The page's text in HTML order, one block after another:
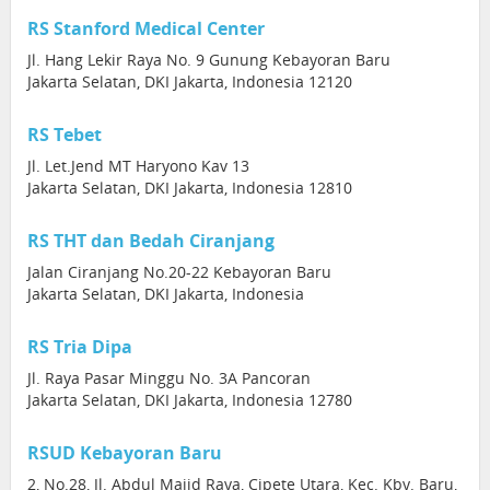
RS Stanford Medical Center
Jl. Hang Lekir Raya No. 9 Gunung Kebayoran Baru
Jakarta Selatan, DKI Jakarta, Indonesia 12120
RS Tebet
Jl. Let.Jend MT Haryono Kav 13
Jakarta Selatan, DKI Jakarta, Indonesia 12810
RS THT dan Bedah Ciranjang
Jalan Ciranjang No.20-22 Kebayoran Baru
Jakarta Selatan, DKI Jakarta, Indonesia
RS Tria Dipa
Jl. Raya Pasar Minggu No. 3A Pancoran
Jakarta Selatan, DKI Jakarta, Indonesia 12780
RSUD Kebayoran Baru
2, No.28, Jl. Abdul Majid Raya, Cipete Utara, Kec. Kby. Baru,